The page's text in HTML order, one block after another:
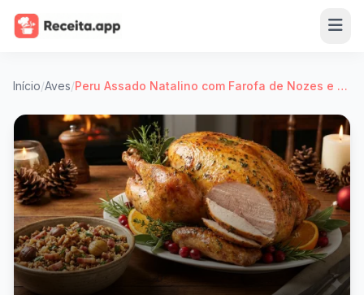
Início/Aves/ Peru Assado Natalino com Farofa de Nozes e Ervas